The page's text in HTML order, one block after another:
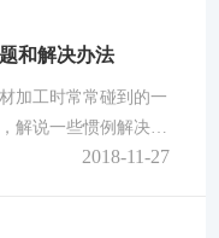
和解决办法
加工时常常碰到的一
解说一些惯例解决办
度过低，揉捏速度太
2018-11-27